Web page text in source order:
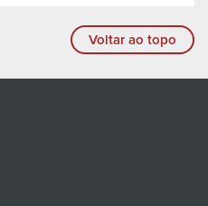
Voltar ao topo